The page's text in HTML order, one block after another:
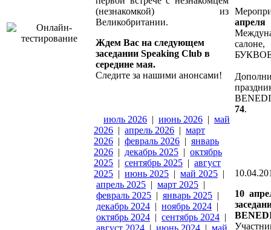
(незнакомкой) из
Великобритании.
Ждем Вас на следующем
заседании Speaking Club в
середине мая.
Следите за нашими анонсами!
июль 2026 | июнь 2026 | май
2026 | апрель 2026 | март
2026 | февраль 2026 | январь
2026 | декабрь 2025 | октябрь
2025 | сентябрь 2025 | август
2025 | июнь 2025 | май 2025 |
апрель 2025 | март 2025 |
февраль 2025 | январь 2025 |
декабрь 2024 | ноябрь 2024 |
октябрь 2024 | сентябрь 2024 |
август 2024 | июнь 2024 | май
74.
10